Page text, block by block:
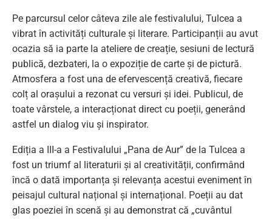
Pe parcursul celor câteva zile ale festivalului, Tulcea a
vibrat în activități culturale și literare. Participanții au avut
ocazia să ia parte la ateliere de creație, sesiuni de lectură
publică, dezbateri, la o expoziție de carte și de pictură.
Atmosfera a fost una de efervescență creativă, fiecare
colț al orașului a rezonat cu versuri și idei. Publicul, de
toate vârstele, a interacționat direct cu poeții, generând
astfel un dialog viu și inspirator.
Ediția a III-a a Festivalului „Pana de Aur” de la Tulcea a
fost un triumf al literaturii și al creativității, confirmând
încă o dată importanța și relevanța acestui eveniment în
peisajul cultural național și internațional. Poeții au dat
glas poeziei în scenă și au demonstrat că „cuvântul